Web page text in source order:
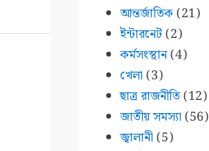
আন্তর্জাতিক(21)
ইন্টারনেট(2)
কর্মসংস্থান(4)
খেলা (3)
ছাত্র রাজনীতি(12)
জাতীয় সমস্যা (56)
জ্বালানী (5)